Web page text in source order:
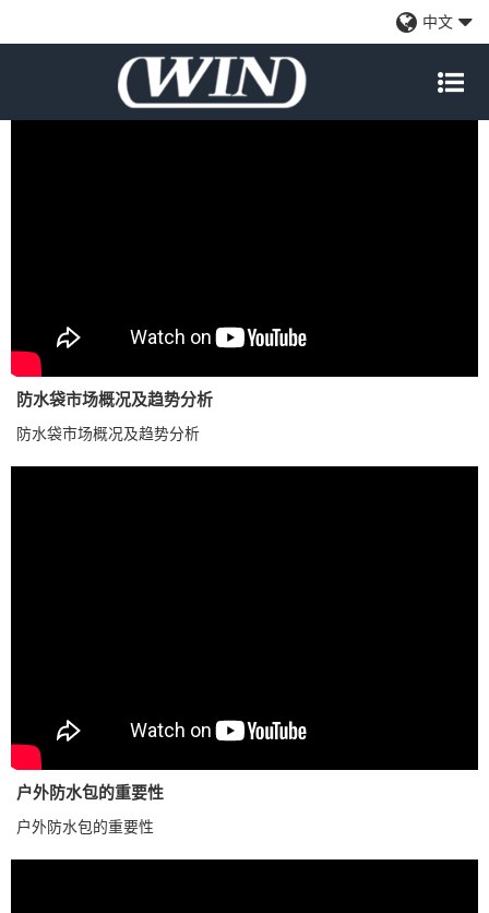
中文
防水袋市场概况及趋势分析
防水袋市场概况及趋势分析
户外防水包的重要性
户外防水包的重要性